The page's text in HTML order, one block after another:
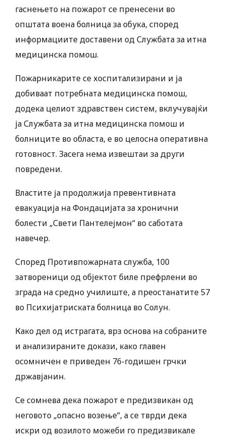
гаснењето на пожарот се пренесени во
општата воена болница за обука, според
информациите доставени од Службата за итна
медицинска помош.
Пожарникарите се хоспитализирани и ја
добиваат потребната медицинска помош,
додека целиот здравствен систем, вклучувајќи
ја Службата за итна медицинска помош и
болниците во областа, е во целосна оперативна
готовност. Засега нема извештаи за други
повредени.
Властите ја продолжија превентивната
евакуација на Фондацијата за хронични
болести „Свети Пантелејмон“ во саботата
навечер.
Според Противпожарната служба, 100
затвореници од објектот биле префрлени во
зграда на средно училиште, а преостанатите 57
во Психијатриската болница во Солун.
Како дел од истрагата, врз основа на собраните
и анализираните докази, како главен
осомничен е приведен 76-годишен грчки
државјанин.
Се сомнева дека пожарот е предизвикан од
неговото „опасно возење“, а се тврди дека
искри од возилото можеби го предизвикале